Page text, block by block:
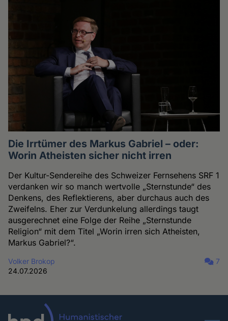
Die Irrtümer des Markus Gabriel – oder:
Worin Atheisten sicher nicht irren
Der Kultur-Sendereihe des Schweizer Fernsehens SRF 1
verdanken wir so manch wertvolle „Sternstunde“ des
Denkens, des Reflektierens, aber durchaus auch des
Zweifelns. Eher zur Verdunkelung allerdings taugt
ausgerechnet eine Folge der Reihe „Sternstunde
Religion“ mit dem Titel „Worin irren sich Atheisten,
Markus Gabriel?“.
Volker Brokop
24.07.2026
7